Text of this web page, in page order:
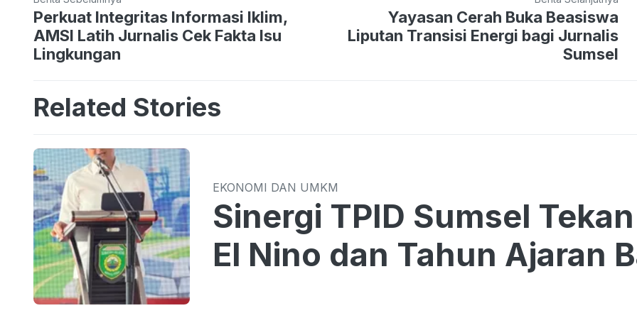
Perkuat Integritas Informasi Iklim,
AMSI Latih Jurnalis Cek Fakta Isu
Lingkungan
Yayasan Cerah Buka Beasiswa
Liputan Transisi Energi bagi Jurnalis
Sumsel
Related Stories
EKONOMI DAN UMKM
Sinergi TPID Sumsel Tekan Harga di Tengah
El Nino dan Tahun Ajaran